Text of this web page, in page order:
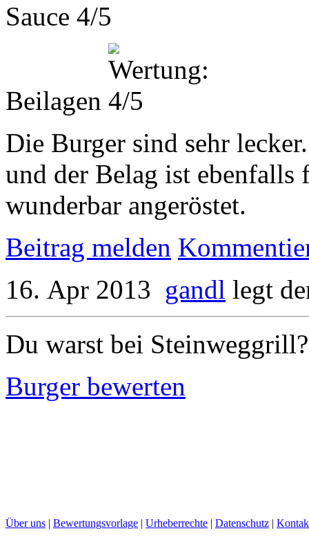
Sauce
Beilagen
Die Burger sind sehr
und der Belag ist
wunderbar angeröstet.
Beitrag melden
16. Apr 2013 gandl legt
Du warst bei Steinweggrill?
Burger bewerten
Über uns | Bewertungsvorlage | Urheberrechte | Datenschutz |